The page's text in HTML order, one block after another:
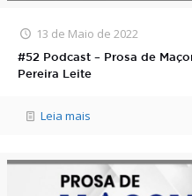
13 de Maio de 2022
#52 Podcast – Prosa de
Pereira Leite
Leia mais